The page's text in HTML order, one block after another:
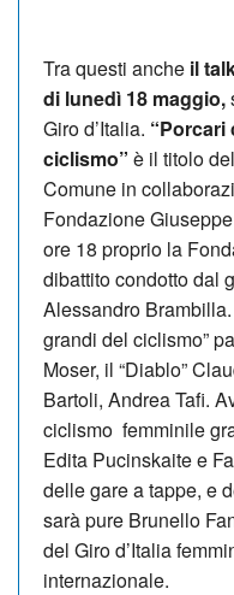
Tra questi anche il
di lunedì 18 maggio,
Giro d’Italia. “Porcari
ciclismo” è il titolo
Comune in
Fondazione
ore 18 proprio la
dibattito condotto dal
Alessandro
grandi del ciclismo”
Moser, il “Diablo”
Bartoli, Andrea Tafi.
ciclismo femminile
Edita Pucinskaite e
delle gare a tappe, e
sarà pure Brunello
del Giro d’Italia
internazionale.